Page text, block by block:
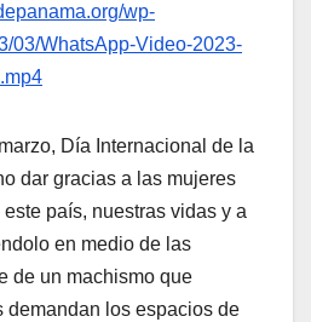
wp-
03/WhatsApp-Video-2023-
Día Internacional de la
dar gracias a las mujeres
país, nuestras vidas y a
en medio de las
de un machismo que
demandan los espacios de